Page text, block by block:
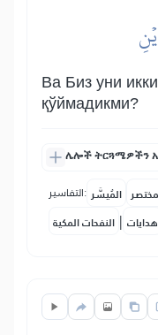
Ва Биз уни
қўймадикми?
ሌሎች ትርጓሜዎችን
التفاسير: المُيسَّر
النفحات المكية | هدايات